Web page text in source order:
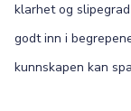
klarhet og
godt inn i
kunnskapen kan